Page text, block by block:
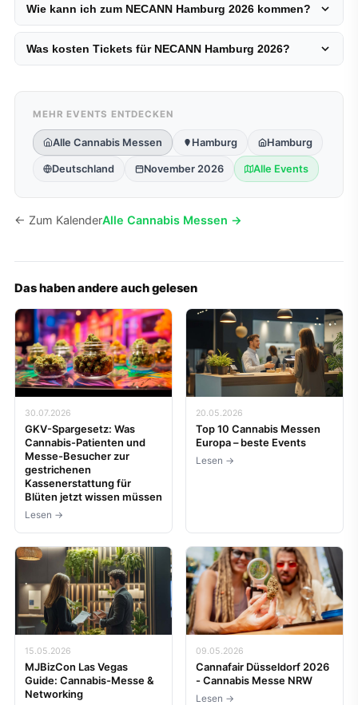
Wie kann ich zum NECANN Hamburg 2026 kommen?
Was kosten Tickets für NECANN Hamburg 2026?
MEHR EVENTS ENTDECKEN
Alle Cannabis Messen Hamburg Hamburg
Deutschland November 2026 Alle Events
← Zum KalenderAlle Cannabis Messen →
Das haben andere auch gelesen
30.07.2026
GKV-Spargesetz: Was
Cannabis-Patienten und
Messe-Besucher zur
gestrichenen
Kassenerstattung für
Blüten jetzt wissen müssen
Lesen →
20.05.2026
Top 10 Cannabis Messen
Europa – beste Events
Lesen →
15.05.2026
MJBizCon Las Vegas
Guide: Cannabis-Messe &
Networking
09.05.2026
Cannafair Düsseldorf 2026
- Cannabis Messe NRW
Lesen →